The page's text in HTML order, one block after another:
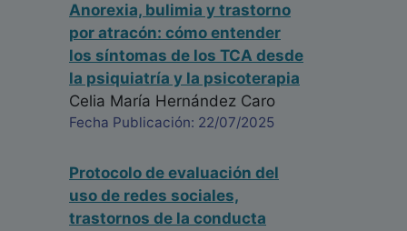
Anorexia, bulimia y trastorno
por atracón: cómo entender
los síntomas de los TCA desde
la psiquiatría y la psicoterapia
Celia María Hernández Caro
Fecha Publicación: 22/07/2025
Protocolo de evaluación del
uso de redes sociales,
trastornos de la conducta